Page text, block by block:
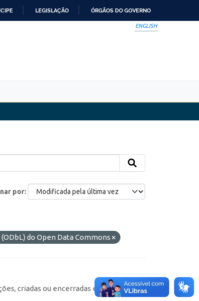
LEGISLAÇÃO ÓRGÃOS DO GOVERNO
ENGLISH
por
do Open Data Commons
criadas ou encerradas em cada